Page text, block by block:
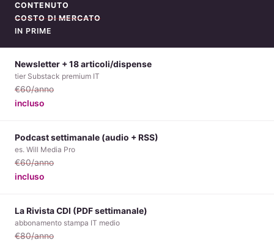
CONTENUTO
COSTO DI MERCATO
IN PRIME
Newsletter + 18 articoli/dispense
tier Substack premium IT
€60/anno
incluso
Podcast settimanale (audio + RSS)
es. Will Media Pro
€60/anno
incluso
La Rivista CDI (PDF settimanale)
abbonamento stampa IT medio
€80/anno